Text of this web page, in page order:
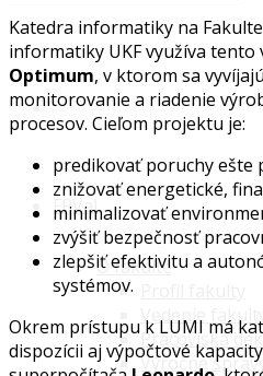
FPVaI
O fakulte
Vedenie fakulty
Pracoviská
Výročné
Katedra informatiky na
informatiky UKF využíva
Optimum, v ktorom sa
monitorovanie a riadenie
procesov. Cieľom projektu je:
predikovať poruchy ešte
znižovať energetické,
minimalizovať
zvýšiť bezpečnosť
zlepšiť efektivitu a
systémov.
Okrem prístupu k LUMI má
dispozícii aj výpočtové